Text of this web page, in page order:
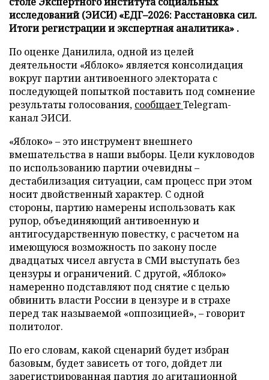
исследований (ЭИСИ) «ЕДГ–2026: Расстановка сил.
Итоги регистрации и экспертная аналитика» .
По оценке Данилила, одной из целей
деятельности «Яблоко» является консолидация
вокруг партии антивоенного электората с
последующей попыткой поставить под сомнение
результаты голосования, сообщаетTelegram-
канал ЭИСИ.
«Яблоко» – это инструмент внешнего
вмешательства в наши выборы. Цели кукловодов
по использованию партии очевидны –
дестабилизация ситуации, сам процесс при этом
носит двойственный характер. С одной
стороны, партию намерены использовать как
рупор, объединяющий антивоенную и
антигосударственную повестку, с расчетом на
имеющуюся возможность по закону после
двадцатых чисел августа в СМИ выступать без
цензуры и ограничений. С другой, «Яблоко»
намеренно подставляют под снятие с целью
обвинить власти России в цензуре и в страхе
перед так называемой «оппозицией», – говорит
политолог.
По его словам, какой сценарий будет избран
базовым, будет зависеть от того, дойдет ли
зарегистрированная партия до агитационной